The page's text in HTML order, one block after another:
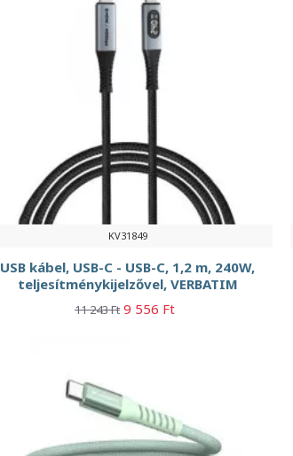
KV31849
USB kábel, USB-C - USB-C, 1,2 m, 240W,
teljesítménykijelzővel, VERBATIM
11 243 Ft 9 556 Ft